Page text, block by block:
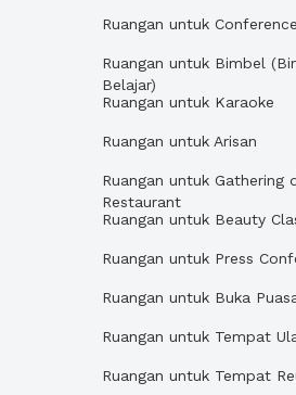
Ruangan untuk
Ruangan untuk Bimbel
Belajar)
Ruangan untuk Karaoke
Ruangan untuk Arisan
Ruangan untuk Gathering
Restaurant
Ruangan untuk Beauty
Ruangan untuk Press
Ruangan untuk Buka
Ruangan untuk Tempat
Ruangan untuk Tempat